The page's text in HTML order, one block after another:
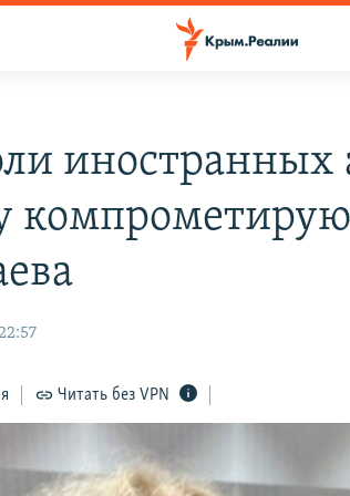
иностранных
Читать без VPN